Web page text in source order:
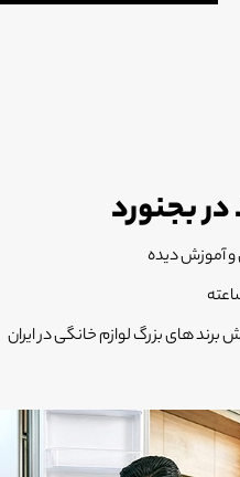
بجنورد
آموزش دیده
های بزرگ لوازم خانگی در ایران